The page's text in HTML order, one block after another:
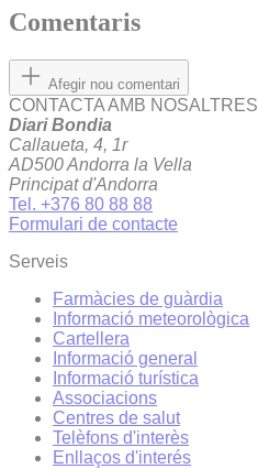
Comentaris
Afegir nou comentari
CONTACTA AMB NOSALTRES
Diari Bondia
Callaueta, 4, 1r
AD500 Andorra la Vella
Principat d'Andorra
Tel. +376 80 88 88
Formulari de contacte
Serveis
Farmàcies de guàrdia
Informació meteorològica
Cartellera
Informació general
Informació turística
Associacions
Centres de salut
Telèfons d'interès
Enllaços d'interés